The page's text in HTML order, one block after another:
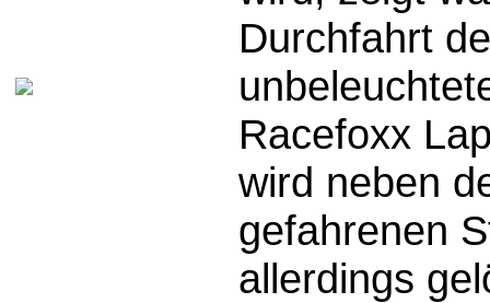
Durchfahrt
Racefoxx
wird neben
gefahrenen
allerdings